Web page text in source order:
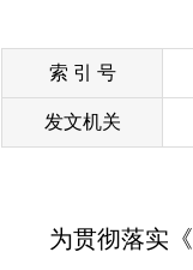
索 引 号
发文机关
为贯彻落实《